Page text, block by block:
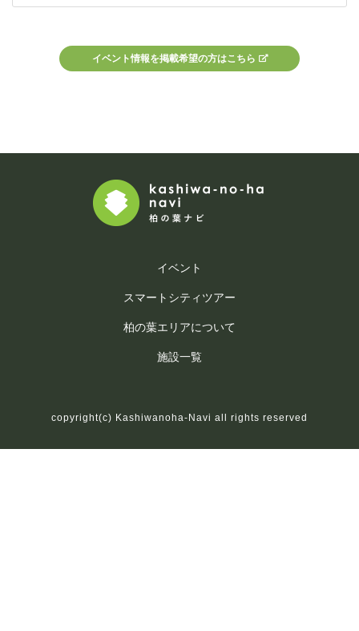
イベント情報を掲載希望の方はこちら
イベント
スマートシティツアー
柏の葉エリアについて
施設一覧
copyright(c) Kashiwanoha-Navi all rights reserved